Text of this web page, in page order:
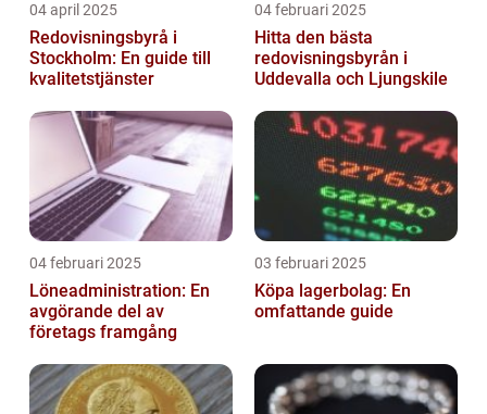
04 april 2025
Redovisningsbyrå i
Stockholm: En guide till
kvalitetstjänster
04 februari 2025
Hitta den bästa
redovisningsbyrån i
Uddevalla och Ljungskile
04 februari 2025
Löneadministration: En
avgörande del av
företags framgång
03 februari 2025
Köpa lagerbolag: En
omfattande guide